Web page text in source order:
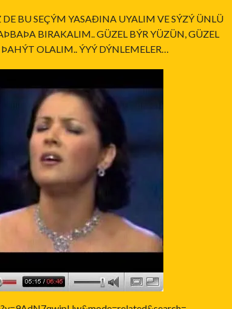
BU SEÇÝM YASAÐINA UYALIM VE SÝZÝ ÜNLÜ
BIRAKALIM.. GÜZEL BÝR YÜZÜN, GÜZEL
OLALIM.. ÝYÝ DÝNLEMELER…